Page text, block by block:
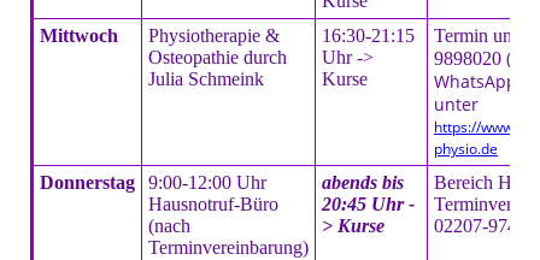
Mittwoch
Physiotherapie &
Osteopathie durch
Julia Schmeink
16:30-21:15
Uhr ->
Kurse
Termin unter
9898020
WhatsApp).
unter
https://
physio.de
Donnerstag
9:00-12:00 Uhr
Hausnotruf-Büro
(nach
Terminvereinbarung)
abends bis
20:45 Uhr -
> Kurse
Bereich
02207-